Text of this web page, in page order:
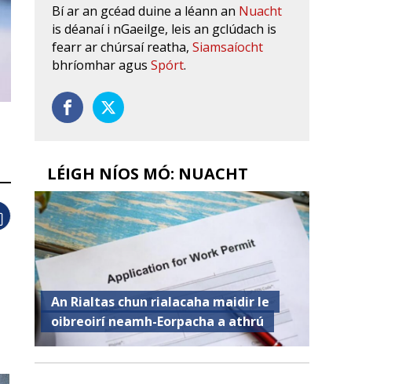
Bí ar an gcéad duine a léann an Nuacht
is déanaí i nGaeilge, leis an gclúdach is
fearr ar chúrsaí reatha,Siamsaíocht
bhríomhar agusSpórt.
LÉIGH NÍOS MÓ: NUACHT
An Rialtas chun rialacaha maidir le
oibreoirí neamh-Eorpacha a athrú